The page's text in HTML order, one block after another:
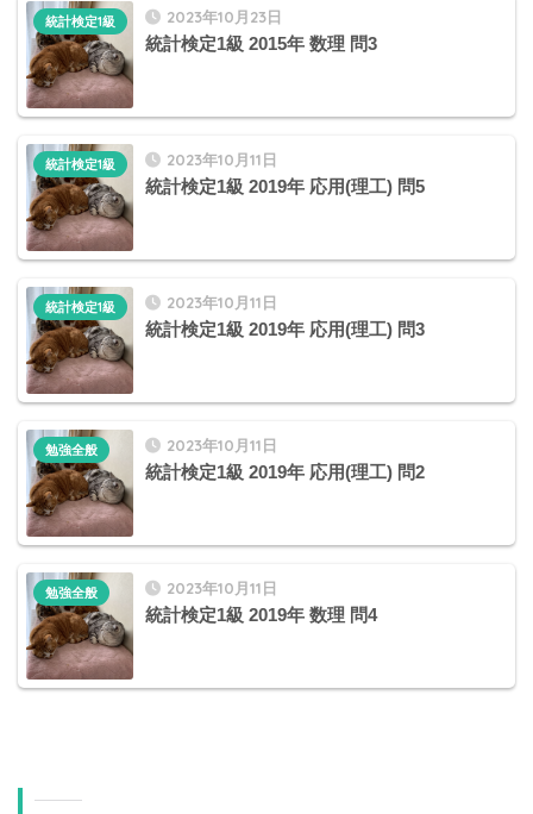
2023年10月23日
統計検定1級 2015年 数理 問3
統計検定1級
2023年10月11日
統計検定1級 2019年 応用(理工) 問5
統計検定1級
2023年10月11日
統計検定1級 2019年 応用(理工) 問3
統計検定1級
2023年10月11日
統計検定1級 2019年 応用(理工) 問2
勉強全般
2023年10月11日
統計検定1級 2019年 数理 問4
勉強全般